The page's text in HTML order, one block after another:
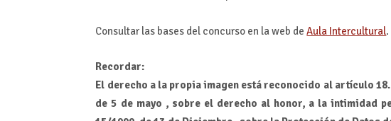
Consultar las bases del concurso en la web deAula Intercultural.
Recordar:
El derecho a la propia imagen está reconocido al artículo
de 5 de mayo , sobre el derecho al honor, a la intimidad